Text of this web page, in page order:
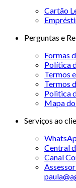
Cartão
Perguntas e
Formas
Política
Termos
Termos
Politica
Mapa
Serviços ao
Central
Canal